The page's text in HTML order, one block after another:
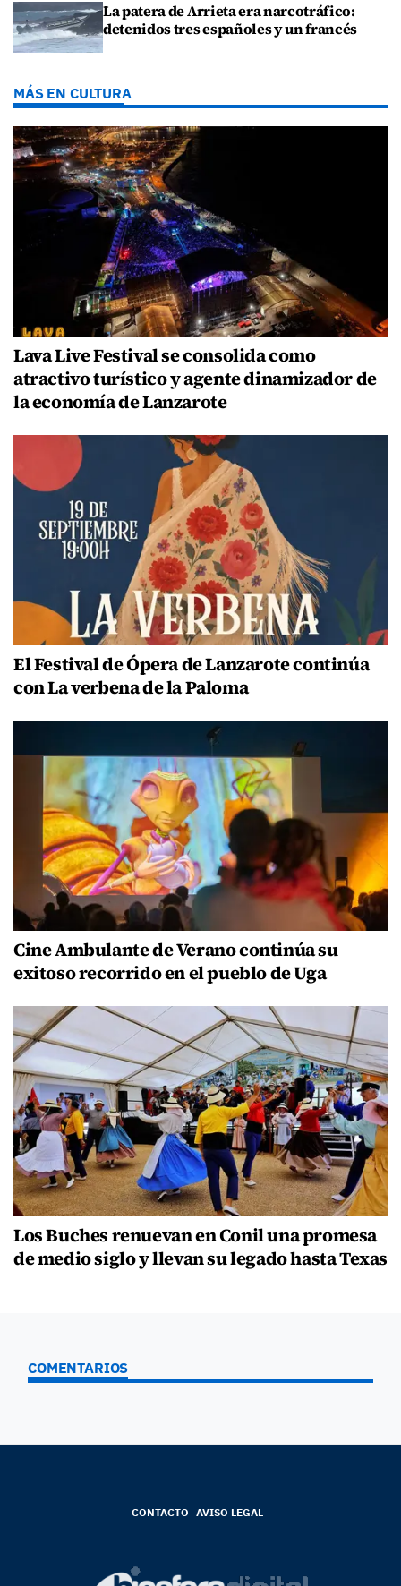
La patera de Arrieta era narcotráfico:
detenidos tres españoles y un francés
MÁS EN CULTURA
Lava Live Festival se consolida como
atractivo turístico y agente dinamizador de
la economía de Lanzarote
El Festival de Ópera de Lanzarote continúa
con La verbena de la Paloma
Cine Ambulante de Verano continúa su
exitoso recorrido en el pueblo de Uga
Los Buches renuevan en Conil una promesa
de medio siglo y llevan su legado hasta Texas
COMENTARIOS
CONTACTO AVISO LEGAL